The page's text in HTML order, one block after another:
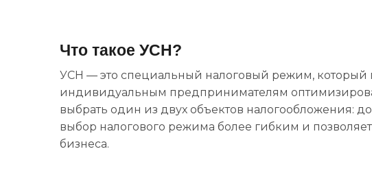
Что такое УСН?
УСН — это специальный налоговый режим, который
индивидуальным предпринимателям
выбрать один из двух объектов налогообложения:
выбор налогового режима более гибким и
бизнеса.